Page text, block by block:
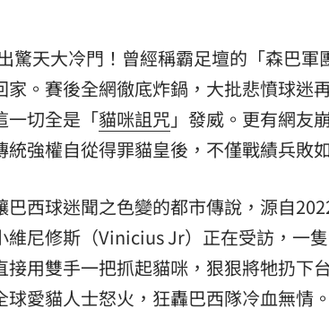
驚天大冷門！曾經稱霸足壇的「森巴軍
家。賽後全網徹底炸鍋，大批悲憤球迷
一切全是「貓咪詛咒 」發威。更有網友
統強權自從得罪貓皇後，不僅戰績兵敗
巴西球迷聞之色變的都市傳說，源自
維尼修斯（Vinicius Jr）正在受訪，一
接用雙手一把抓起貓咪，狠狠將牠扔下
愛貓人士怒火，狂轟巴西隊冷血無情。